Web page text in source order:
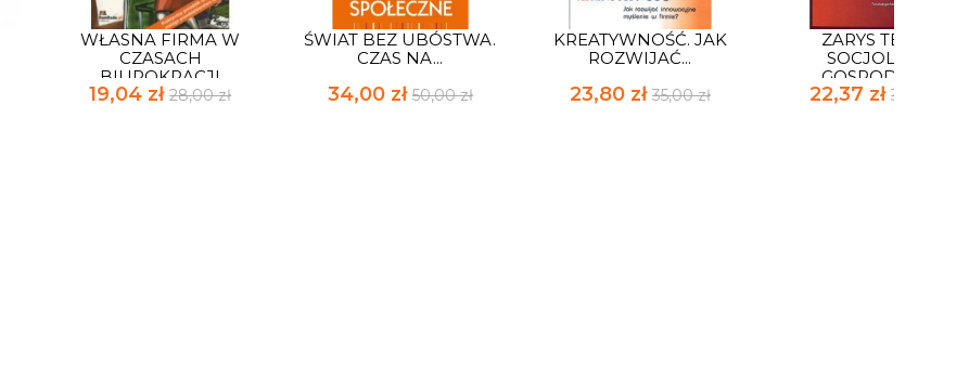
WŁASNA FIRMA W
CZASACH
BIUROKRACJI
19,04 zł28,00 zł
ŚWIAT BEZ UBÓSTWA.
CZAS NA...
34,00 zł 50,00 zł
KREATYWNOŚĆ. JAK
ROZWIJAĆ...
23,80 zł 35,00 zł
ZARYS TEORII
SOCJOLOGII
GOSPODARKI
22,37 zł32,90 zł